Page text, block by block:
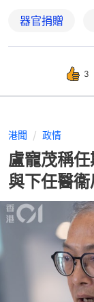
器官捐贈
3
港聞 政情
盧寵茂稱
與下任醫